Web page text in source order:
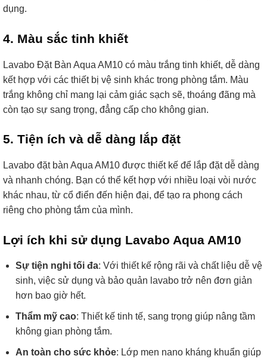
dụng.
4. Màu sắc tinh khiết
Lavabo Đặt Bàn Aqua AM10 có màu trắng tinh khiết, dễ dàng
kết hợp với các thiết bị vệ sinh khác trong phòng tắm. Màu
trắng không chỉ mang lại cảm giác sạch sẽ, thoáng đãng mà
còn tạo sự sang trọng, đẳng cấp cho không gian.
5. Tiện ích và dễ dàng lắp đặt
Lavabo đặt bàn Aqua AM10 được thiết kế để lắp đặt dễ dàng
và nhanh chóng. Bạn có thể kết hợp với nhiều loại vòi nước
khác nhau, từ cổ điển đến hiện đại, để tạo ra phong cách
riêng cho phòng tắm của mình.
Lợi ích khi sử dụng Lavabo Aqua AM10
Sự tiện nghi tối đa: Với thiết kế rộng rãi và chất liệu dễ vệ
sinh, việc sử dụng và bảo quản lavabo trở nên đơn giản
hơn bao giờ hết.
Thẩm mỹ cao: Thiết kế tinh tế, sang trọng giúp nâng tầm
không gian phòng tắm.
An toàn cho sức khỏe: Lớp men nano kháng khuẩn giúp